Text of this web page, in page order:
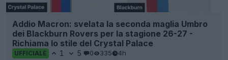
Addio Macron: svelata la seconda maglia Umbro
dei Blackburn Rovers per la stagione 26-27 -
Richiama lo stile del Crystal Palace
UFFICIALE 1 5 0 335 4h